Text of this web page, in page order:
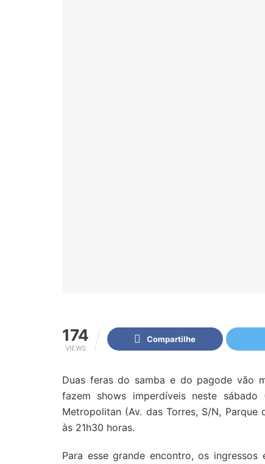
174
VIEWS
Compartilhe
Duas feras do samba e do pagode vão
fazem shows imperdíveis neste
Metropolitan (Av. das Torres, S/N,
às 21h30 horas.
Para esse grande encontro, os